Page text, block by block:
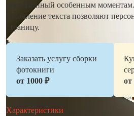
посвященный особенным
добавление текста позволяют
страницу.
Заказать услугу сборки
фотокниги
от 1000 ₽
от
Характеристики